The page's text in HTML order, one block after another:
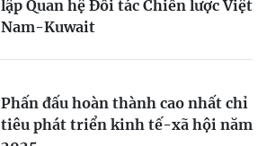
lập Quan hệ Đối tác Chiến lược Việt
Nam-Kuwait
Phấn đấu hoàn thành cao nhất chỉ
tiêu phát triển kinh tế-xã hội năm